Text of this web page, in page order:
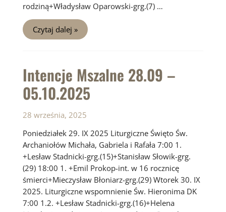
rodziną+Władysław Oparowski-grg.(7) …
Intencje
Mszalne
06.10
Czytaj dalej »
Intencje Mszalne 28.09 –
05.10.2025
28 września, 2025
Poniedziałek 29. IX 2025 Liturgiczne Święto Św.
Archaniołów Michała, Gabriela i Rafała 7:00 1.
+Lesław Stadnicki-grg.(15)+Stanisław Słowik-grg.
(29) 18:00 1. +Emil Prokop-int. w 16 rocznicę
śmierci+Mieczysław Błoniarz-grg.(29) Wtorek 30. IX
2025. Liturgiczne wspomnienie Św. Hieronima DK
7:00 1.2. +Lesław Stadnicki-grg.(16)+Helena